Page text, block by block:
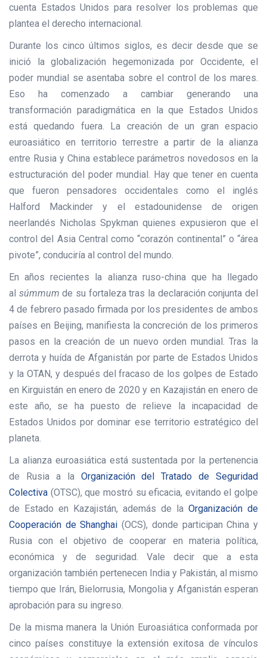
cuenta Estados Unidos para resolver los problemas que
plantea el derecho internacional.
Durante los cinco últimos siglos, es decir desde que se
inició la globalización hegemonizada por Occidente, el
poder mundial se asentaba sobre el control de los mares.
Eso ha comenzado a cambiar generando una
transformación paradigmática en la que Estados Unidos
está quedando fuera. La creación de un gran espacio
euroasiático en territorio terrestre a partir de la alianza
entre Rusia y China establece parámetros novedosos en la
estructuración del poder mundial. Hay que tener en cuenta
que fueron pensadores occidentales como el inglés
Halford Mackinder y el estadounidense de origen
neerlandés Nicholas Spykman quienes expusieron que el
control del Asia Central como “corazón continental” o “área
pivote”, conduciría al control del mundo.
En años recientes la alianza ruso-china que ha llegado
al súmmum de su fortaleza tras la declaración conjunta del
4 de febrero pasado firmada por los presidentes de ambos
países en Beijing, manifiesta la concreción de los primeros
pasos en la creación de un nuevo orden mundial. Tras la
derrota y huída de Afganistán por parte de Estados Unidos
y la OTAN, y después del fracaso de los golpes de Estado
en Kirguistán en enero de 2020 y en Kazajistán en enero de
este año, se ha puesto de relieve la incapacidad de
Estados Unidos por dominar ese territorio estratégico del
planeta.
La alianza euroasiática está sustentada por la pertenencia
de Rusia a la Organización del Tratado de Seguridad
Colectiva (OTSC), que mostró su eficacia, evitando el golpe
de Estado en Kazajistán, además de la Organización de
Cooperación de Shanghai (OCS), donde participan China y
Rusia con el objetivo de cooperar en materia política,
económica y de seguridad. Vale decir que a esta
organización también pertenecen India y Pakistán, al mismo
tiempo que Irán, Bielorrusia, Mongolia y Afganistán esperan
aprobación para su ingreso.
De la misma manera la Unión Euroasiática conformada por
cinco países constituye la extensión exitosa de vínculos